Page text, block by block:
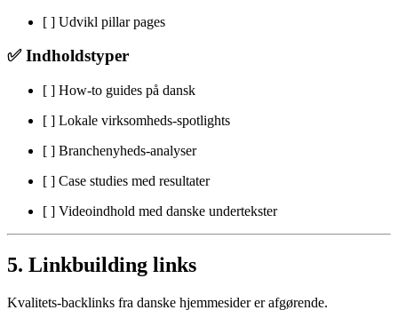
[ ] Udvikl pillar pages
✅ Indholdstyper
[ ] How-to guides på dansk
[ ] Lokale virksomheds-spotlights
[ ] Branchenyheds-analyser
[ ] Case studies med resultater
[ ] Videoindhold med danske undertekster
5. Linkbuilding links
Kvalitets-backlinks fra danske hjemmesider er afgørende.